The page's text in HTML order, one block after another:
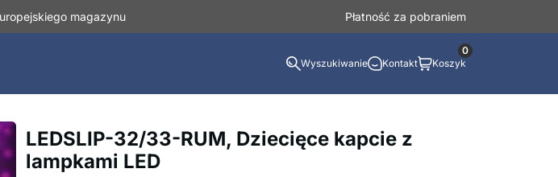
magazynu Płatność za pobraniem
Wyszukiwanie Kontakt Koszyk
0
LEDSLIP-32/33-RUM, Dziecięce kapcie z
lampkami LED